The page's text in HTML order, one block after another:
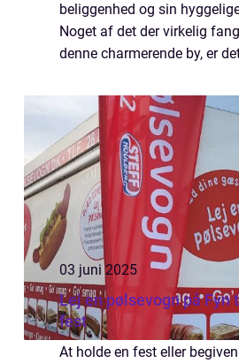
beliggenhed og sin
Noget af det der virkelig
denne charmerende by, er
uforglemmelig ...
03 juni 2025
Lej en pølsevogn på
fest
At holde en fest eller